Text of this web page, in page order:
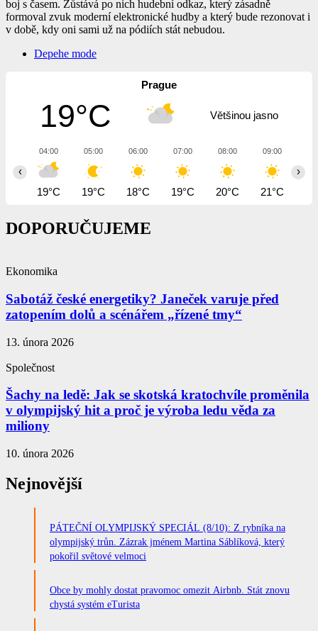
boj s časem. Zůstává po nich hudební odkaz, který zásadně
formoval zvuk moderní elektronické hudby a který bude rezonovat i
v době, kdy oni sami už na pódiích stát nebudou.
Depehe mode
Prague
19°C Většinou jasno
04:00
19°C
05:00
19°C
06:00
18°C
07:00
19°C
08:00
20°C
09:00
21°C
‹ ›
DOPORUČUJEME
Ekonomika
Sabotáž české energetiky? Janeček varuje před
zatopením dolů a scénářem „řízené tmy“
13. února 2026
Společnost
Šachy na ledě: Jak se skotská kratochvíle proměnila
v olympijský hit a proč je výroba ledu věda za
miliony
10. února 2026
Nejnovější
PÁTEČNÍ OLYMPIJSKÝ SPECIÁL (8/10): Z rybníka na
olympijský trůn. Zázrak jménem Martina Sáblíková, který
pokořil světové velmoci
Obce by mohly dostat pravomoc omezit Airbnb. Stát znovu
chystá systém eTurista